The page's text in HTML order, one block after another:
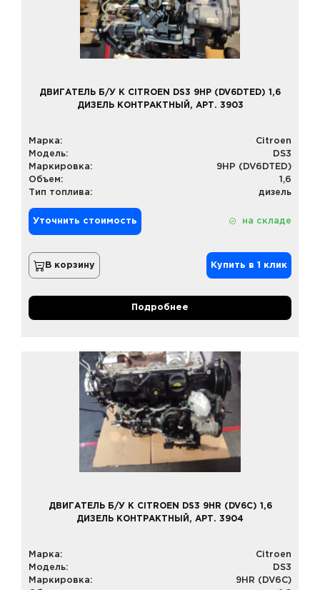
ДВИГАТЕЛЬ Б/У К CITROEN DS3 9HP (DV6DTED) 1,6
ДИЗЕЛЬ КОНТРАКТНЫЙ, АРТ. 3903
Марка:
Citroen
Модель:
DS3
Маркировка:
9HP (DV6DTED)
Объем:
1,6
Тип топлива:
дизель
Уточнить стоимость на складе
В корзину Купить в 1 клик
Подробнее
ДВИГАТЕЛЬ Б/У К CITROEN DS3 9HR (DV6C) 1,6
ДИЗЕЛЬ КОНТРАКТНЫЙ, АРТ. 3904
Марка:
Citroen
Модель:
DS3
Маркировка:
9HR (DV6C)